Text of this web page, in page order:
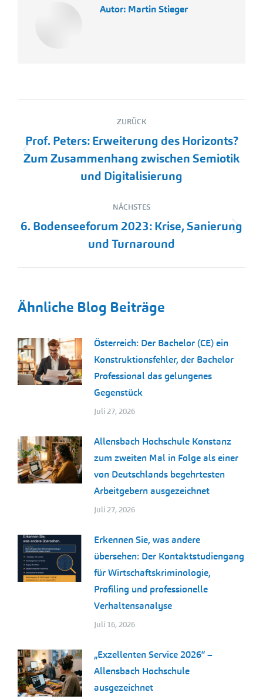
Autor: Martin Stieger
Kommentarnavigation
ZURÜCK
Vorheriger
Beitrag:
Prof. Peters: Erweiterung des Horizonts?
Zum Zusammenhang zwischen Semiotik
und Digitalisierung
NÄCHSTES
Nächster
Beitrag:
6. Bodenseeforum 2023: Krise, Sanierung
und Turnaround
Ähnliche Blog Beiträge
Österreich: Der Bachelor (CE) ein
Konstruktionsfehler, der Bachelor
Professional das gelungenes
Gegenstück
Juli 27, 2026
Allensbach Hochschule Konstanz
zum zweiten Mal in Folge als einer
von Deutschlands begehrtesten
Arbeitgebern ausgezeichnet
Juli 27, 2026
Erkennen Sie, was andere
übersehen: Der Kontaktstudiengang
für Wirtschaftskriminologie,
Profiling und professionelle
Verhaltensanalyse
Juli 16, 2026
„Exzellenten Service 2026“ –
Allensbach Hochschule
ausgezeichnet